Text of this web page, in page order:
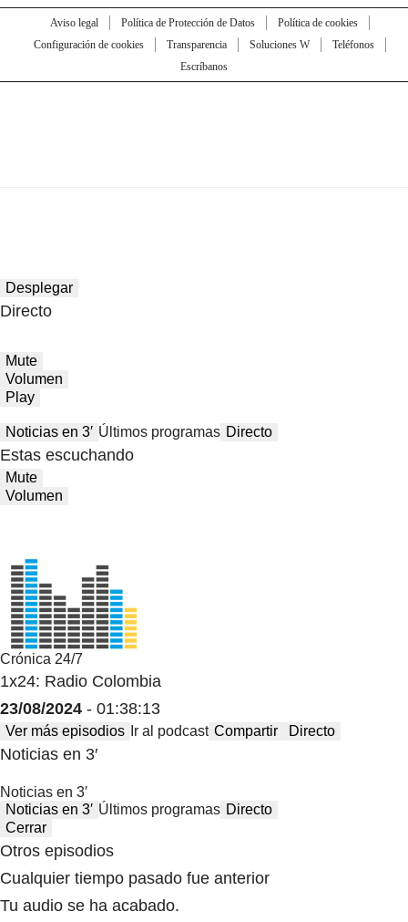
Aviso legal Política de Protección de Datos
Política de cookies
Configuración de cookies
Transparencia Soluciones W
Teléfonos
Escríbanos
Desplegar
Directo
Mute
Volumen
Play
Noticias en 3′ Últimos programas Directo
Estas escuchando
Mute
Volumen
Crónica 24/7
1x24: Radio Colombia
23/08/2024 - 01:38:13
Ver más episodios Ir al podcast Compartir Directo
Noticias en 3′
Noticias en 3′
Noticias en 3′ Últimos programas Directo
Cerrar
Otros episodios
Cualquier tiempo pasado fue anterior
Tu audio se ha acabado.